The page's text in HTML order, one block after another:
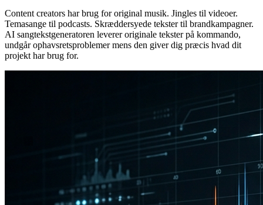
Content creators har brug for original musik. Jingles til videoer.
Temasange til podcasts. Skræddersyede tekster til brandkampagner.
AI sangtekstgeneratoren leverer originale tekster på kommando,
undgår ophavsretsproblemer mens den giver dig præcis hvad dit
projekt har brug for.